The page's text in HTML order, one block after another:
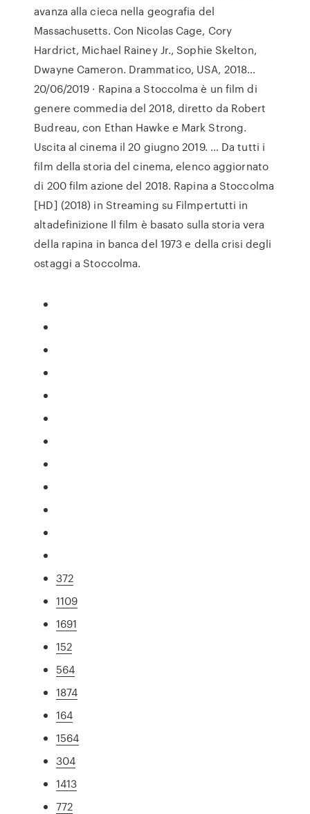
avanza alla cieca nella geografia del
Massachusetts. Con Nicolas Cage, Cory
Hardrict, Michael Rainey Jr., Sophie Skelton,
Dwayne Cameron. Drammatico, USA, 2018…
20/06/2019 · Rapina a Stoccolma è un film di
genere commedia del 2018, diretto da Robert
Budreau, con Ethan Hawke e Mark Strong.
Uscita al cinema il 20 giugno 2019. … Da tutti i
film della storia del cinema, elenco aggiornato
di 200 film azione del 2018. Rapina a Stoccolma
[HD] (2018) in Streaming su Filmpertutti in
altadefinizione Il film è basato sulla storia vera
della rapina in banca del 1973 e della crisi degli
ostaggi a Stoccolma.
372
1109
1691
152
564
1874
164
1564
304
1413
772